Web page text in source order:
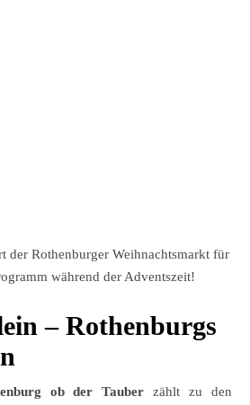
der Rothenburger Weihnachtsmarkt für
während der Adventszeit!
– Rothenburgs
ob der Tauber zählt zu den